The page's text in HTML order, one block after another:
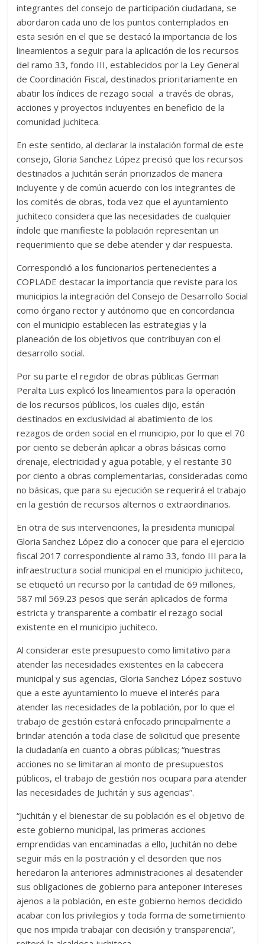
integrantes del consejo de participación ciudadana, se
abordaron cada uno de los puntos contemplados en
esta sesión en el que se destacó la importancia de los
lineamientos a seguir para la aplicación de los recursos
del ramo 33, fondo III, establecidos por la Ley General
de Coordinación Fiscal, destinados prioritariamente en
abatir los índices de rezago social a través de obras,
acciones y proyectos incluyentes en beneficio de la
comunidad juchiteca.
En este sentido, al declarar la instalación formal de este
consejo, Gloria Sanchez López precisó que los recursos
destinados a Juchitán serán priorizados de manera
incluyente y de común acuerdo con los integrantes de
los comités de obras, toda vez que el ayuntamiento
juchiteco considera que las necesidades de cualquier
índole que manifieste la población representan un
requerimiento que se debe atender y dar respuesta.
Correspondió a los funcionarios pertenecientes a
COPLADE destacar la importancia que reviste para los
municipios la integración del Consejo de Desarrollo Social
como órgano rector y autónomo que en concordancia
con el municipio establecen las estrategias y la
planeación de los objetivos que contribuyan con el
desarrollo social.
Por su parte el regidor de obras públicas German
Peralta Luis explicó los lineamientos para la operación
de los recursos públicos, los cuales dijo, están
destinados en exclusividad al abatimiento de los
rezagos de orden social en el municipio, por lo que el 70
por ciento se deberán aplicar a obras básicas como
drenaje, electricidad y agua potable, y el restante 30
por ciento a obras complementarias, consideradas como
no básicas, que para su ejecución se requerirá el trabajo
en la gestión de recursos alternos o extraordinarios.
En otra de sus intervenciones, la presidenta municipal
Gloria Sanchez López dio a conocer que para el ejercicio
fiscal 2017 correspondiente al ramo 33, fondo III para la
infraestructura social municipal en el municipio juchiteco,
se etiquetó un recurso por la cantidad de 69 millones,
587 mil 569.23 pesos que serán aplicados de forma
estricta y transparente a combatir el rezago social
existente en el municipio juchiteco.
Al considerar este presupuesto como limitativo para
atender las necesidades existentes en la cabecera
municipal y sus agencias, Gloria Sanchez López sostuvo
que a este ayuntamiento lo mueve el interés para
atender las necesidades de la población, por lo que el
trabajo de gestión estará enfocado principalmente a
brindar atención a toda clase de solicitud que presente
la ciudadanía en cuanto a obras públicas; “nuestras
acciones no se limitaran al monto de presupuestos
públicos, el trabajo de gestión nos ocupara para atender
las necesidades de Juchitán y sus agencias”.
“Juchitán y el bienestar de su población es el objetivo de
este gobierno municipal, las primeras acciones
emprendidas van encaminadas a ello, Juchitán no debe
seguir más en la postración y el desorden que nos
heredaron la anteriores administraciones al desatender
sus obligaciones de gobierno para anteponer intereses
ajenos a la población, en este gobierno hemos decidido
acabar con los privilegios y toda forma de sometimiento
que nos impida trabajar con decisión y transparencia”,